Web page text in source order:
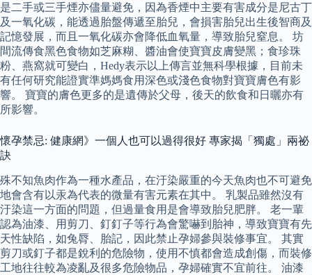
是二手或三手煙亦儘量避免，因為香煙中主要有害成分是尼古丁
及一氧化碳，能透過胎盤傳遞至胎兒，會損害胎兒出生後智商及
記憶發展，而且一氧化碳亦會降低血氧量，導致胎兒窒息。 坊
間流傳食黑色食物如芝麻糊、醬油會使寶寶皮膚變黑；食珍珠
粉、燕窩就可變白，Hedy表示以上傳言並無科學根據，目前未
有任何研究能證實準媽媽食用深色或淺色食物對寶寶膚色有影
響。 寶寶的膚色更多的是遺傳於父母，後天的飲食和日曬亦有
所影響。
懷孕禁忌: 健康網》一個人也可以過得很好 專家揭「獨處」兩祕
訣
殊不知魚肉作為一種水產品，在汙染嚴重的今天魚肉也不可避免
地會含有以汞為代表的微量有害元素在其中。 乳製品雖然沒有
汙染這一方面的問題，但過量食用是會導致胎兒肥胖。 老一輩
認為油漆、用剪刀、釘釘子等行為會驚嚇到胎神，導致寶寶有先
天性缺陷，如兔脣、胎記，因此禁止孕婦參與裝修事宜。 其實
剪刀或釘子都是銳利的危險物，使用不慎都會造成創傷，而裝修
工地往往較為凌亂及很多危險物品，孕婦確實不宜前往。 油漆